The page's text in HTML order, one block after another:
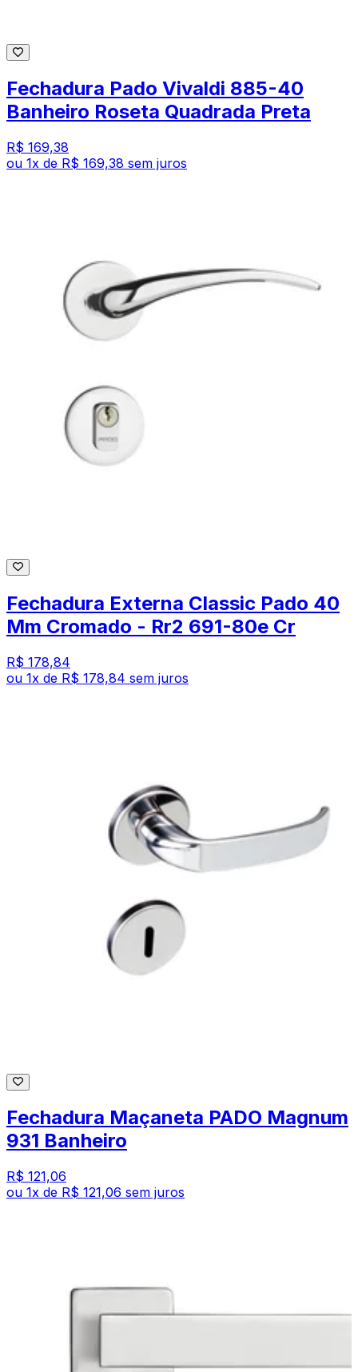
Fechadura Pado Vivaldi 885-40
Banheiro Roseta Quadrada Preta
R$ 169,38
ou 1x de R$ 169,38 sem juros
Fechadura Externa Classic Pado 40
Mm Cromado - Rr2 691-80e Cr
R$ 178,84
ou 1x de R$ 178,84 sem juros
Fechadura Maçaneta PADO Magnum
931 Banheiro
R$ 121,06
ou 1x de R$ 121,06 sem juros